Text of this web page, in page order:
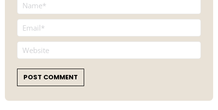
Name *
Email *
Website
POST COMMENT